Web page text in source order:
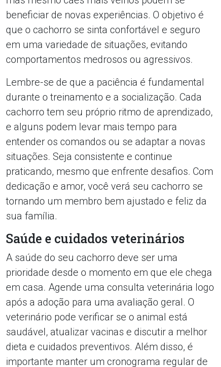
beneficiar de novas experiências. O objetivo é
que o cachorro se sinta confortável e seguro
em uma variedade de situações, evitando
comportamentos medrosos ou agressivos.
Lembre-se de que a paciência é fundamental
durante o treinamento e a socialização. Cada
cachorro tem seu próprio ritmo de aprendizado,
e alguns podem levar mais tempo para
entender os comandos ou se adaptar a novas
situações. Seja consistente e continue
praticando, mesmo que enfrente desafios. Com
dedicação e amor, você verá seu cachorro se
tornando um membro bem ajustado e feliz da
sua família.
Saúde e cuidados veterinários
A saúde do seu cachorro deve ser uma
prioridade desde o momento em que ele chega
em casa. Agende uma consulta veterinária logo
após a adoção para uma avaliação geral. O
veterinário pode verificar se o animal está
saudável, atualizar vacinas e discutir a melhor
dieta e cuidados preventivos. Além disso, é
importante manter um cronograma regular de